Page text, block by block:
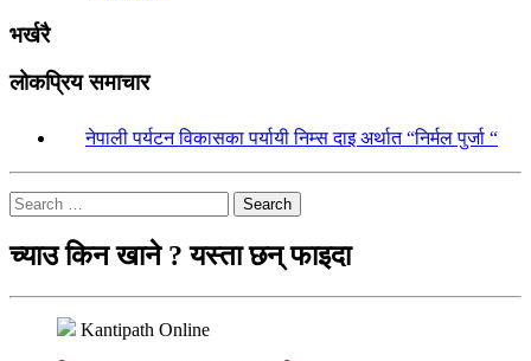
भर्खरै
लोकप्रिय समाचार
नेपाली पर्यटन विकासका पर्यायी निम्स दाइ अर्थात “निर्मल पुर्जा “
Search
च्याउ किन खाने ? यस्ता छन् फाइदा
Kantipath Online